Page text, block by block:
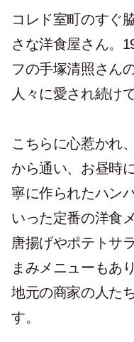
コレド室町のすぐ
さな洋食屋さん。
フの手塚清照さん
人々に愛され続け
こちらに心惹かれ
から通い、お昼時
寧に作られたハン
いった定番の洋食
唐揚げやポテトサ
まみメニューもあ
地元の商家の人た
す。